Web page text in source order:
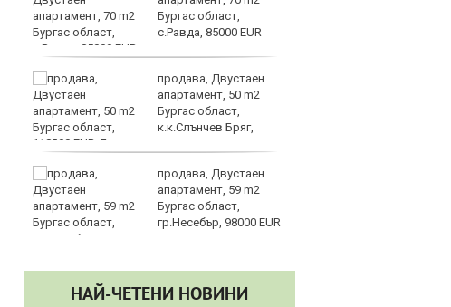
Бургас област,
с.Равда, 85000 EUR
продава, Двустаен
апартамент, 50 m2
Бургас област,
к.к.Слънчев Бряг,
118000 EUR
продава, Двустаен
апартамент, 59 m2
Бургас област,
гр.Несебър, 98000 EUR
НАЙ-ЧЕТЕНИ НОВИНИ